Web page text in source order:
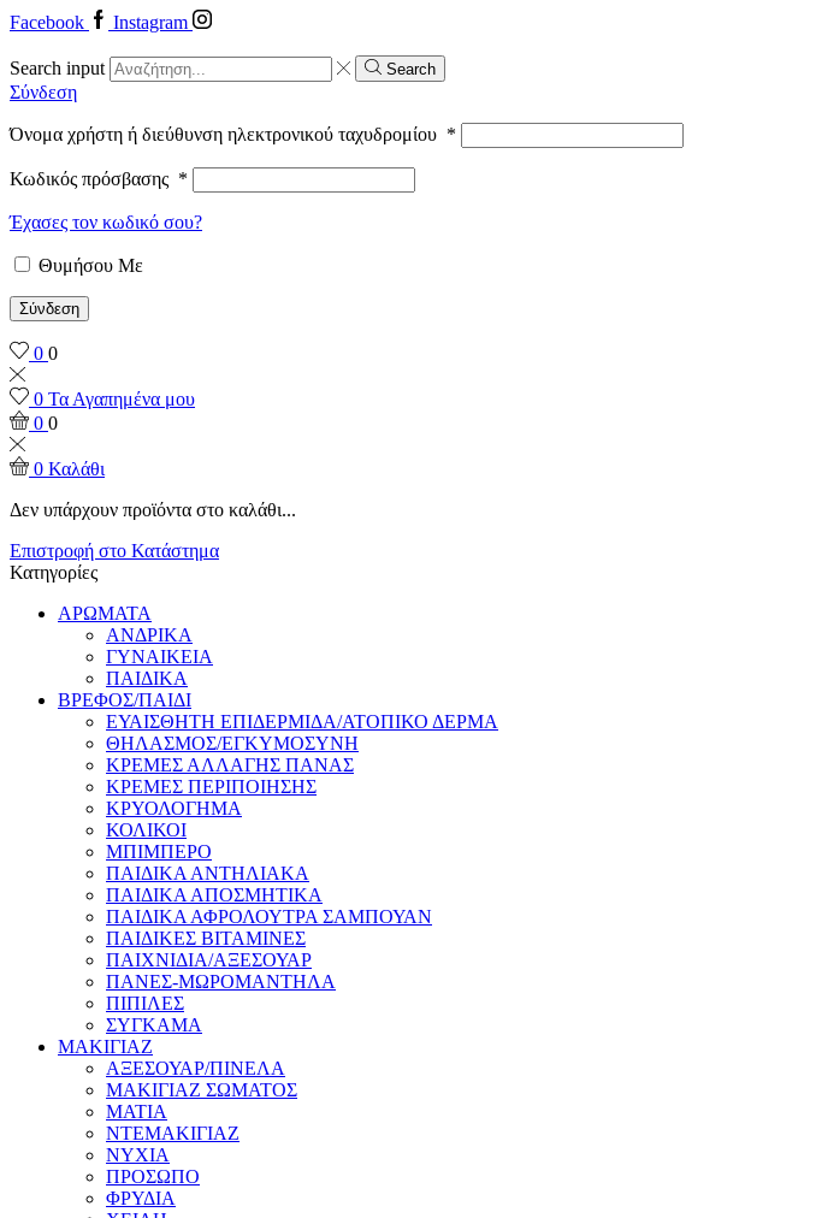
Facebook Instagram
Search input Search
Σύνδεση
Όνομα χρήστη ή διεύθυνση ηλεκτρονικού ταχυδρομίου *
Κωδικός πρόσβασης *
Έχασες τον κωδικό σου?
Θυμήσου Με
Σύνδεση
0 0
0 Τα Αγαπημένα μου
0 0
0 Καλάθι
Δεν υπάρχουν προϊόντα στο καλάθι...
Επιστροφή στο Κατάστημα
Κατηγορίες
ΑΡΩΜΑΤΑ
ΑΝΔΡΙΚΑ
ΓΥΝΑΙΚΕΙΑ
ΠΑΙΔΙΚΑ
ΒΡΕΦΟΣ/ΠΑΙΔΙ
ΕΥΑΙΣΘΗΤΗ ΕΠΙΔΕΡΜΙΔΑ/ΑΤΟΠΙΚΟ ΔΕΡΜΑ
ΘHΛΑΣΜΟΣ/ΕΓΚΥΜΟΣΥΝΗ
ΚΡΕΜΕΣ ΑΛΛΑΓΗΣ ΠΑΝΑΣ
ΚΡΕΜΕΣ ΠΕΡΙΠΟΙΗΣΗΣ
ΚΡΥΟΛΟΓΗΜΑ
ΚΟΛΙΚΟΙ
ΜΠΙΜΠΕΡΟ
ΠΑΙΔΙΚΑ ΑΝΤΗΛΙΑΚΑ
ΠΑΙΔΙΚΑ ΑΠΟΣΜΗΤΙΚΑ
ΠΑΙΔΙΚΑ ΑΦΡΟΛΟΥΤΡΑ ΣΑΜΠΟΥΑΝ
ΠΑΙΔΙΚΕΣ ΒΙΤΑΜΙΝΕΣ
ΠΑΙΧΝΙΔΙΑ/ΑΞΕΣΟΥΑΡ
ΠΑΝΕΣ-ΜΩΡΟΜΑΝΤΗΛΑ
ΠΙΠΙΛΕΣ
ΣΥΓΚΑΜΑ
ΜΑΚΙΓΙΑΖ
ΑΞΕΣΟΥΑΡ/ΠΙΝΕΛΑ
ΜΑΚΙΓΙΑΖ ΣΩΜΑΤΟΣ
ΜΑΤΙΑ
ΝΤΕΜΑΚΙΓΙΑΖ
ΝΥΧΙΑ
ΠΡΟΣΩΠΟ
ΦΡΥΔΙΑ